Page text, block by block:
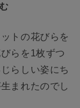
トの花びらを
らを1枚ずつ
らしい姿にち
まれたのでし